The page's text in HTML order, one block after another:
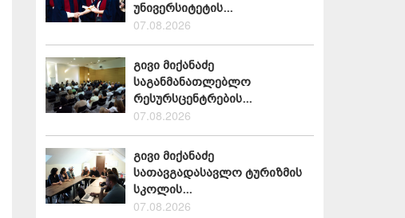
უნივერსიტეტის...
07.08.2026
გივი მიქანაძე
საგანმანათლებლო
რესურსცენტრების...
07.08.2026
გივი მიქანაძე
სათავგადასავლო ტურიზმის
სკოლის...
07.08.2026